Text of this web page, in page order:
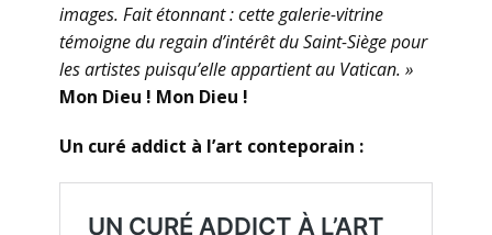
images. Fait étonnant : cette galerie-vitrine
témoigne du regain d’intérêt du Saint-Siège pour
les artistes puisqu’elle appartient au Vatican. »
Mon Dieu ! Mon Dieu !
Un curé addict à l’art conteporain :